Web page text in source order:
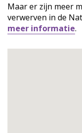
Maar er zijn meer
verwerven in de
meer informatie.